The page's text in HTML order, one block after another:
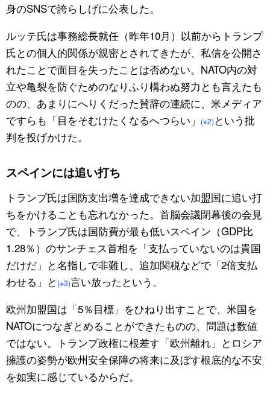
身のSNSで誇らしげに公表した。
ルッテ氏は事務総長就任（昨年10月）以前からトランプ
氏との個人的関係が親密とされてきたが、私信を公開さ
れたことで面目を失ったことは否めない。NATO内の対
立や亀裂を防ぐためのなりふり構わぬ努力とも言えたも
のの、あまりにへりくだった賛辞の連続に、米メディア
ですらも「目をそむけたくなるへつらい」
(※2) という批
判を投げかけた。
スペインには追い打ち
トランプ氏は国防支出増を達成できない加盟国に追い打
ちをかけることも忘れなかった。首脳会議閉幕後の会見
で、トランプ氏は国防費が最も低いスペイン（GDP比
1.28％）のサンチェス首相を「支払っていないのは貴国
だけだ」と名指しで非難し、追加関税などで「2倍支払
わせる」と (※3)言い放ったという。
欧州加盟国は「5％目標」をひねり出すことで、米国を
NATOにつなぎとめることができたものの、問題は数値
ではない。トランプ政権に根差す「欧州離れ」とロシア
擁護の姿勢が欧州安全保障の将来に及ぼす根底的な不安
を如実に感じているからだ。